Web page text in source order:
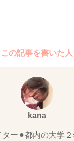
この記事を書いた人
kana
ター⚫︎都内の大学